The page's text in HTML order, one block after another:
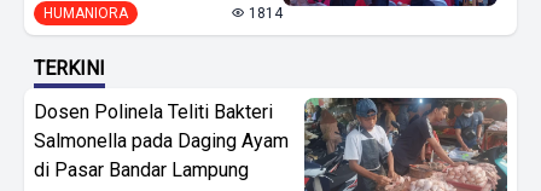
HUMANIORA 1814
TERKINI
Dosen Polinela Teliti Bakteri
Salmonella pada Daging Ayam
di Pasar Bandar Lampung